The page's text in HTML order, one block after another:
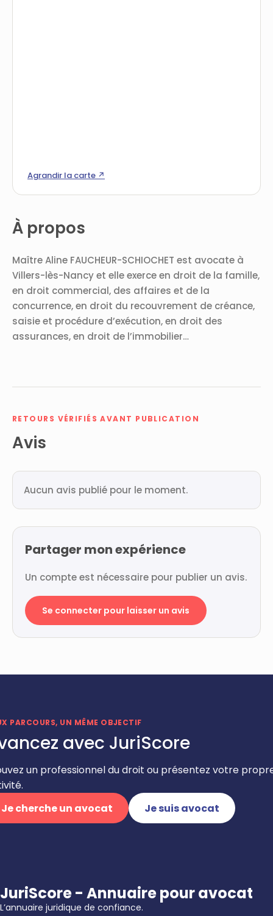
À propos
Maître Aline FAUCHEUR-SCHIOCHET est avocate à
Villers-lès-Nancy et elle exerce en droit de la famille,
en droit commercial, des affaires et de la
concurrence, en droit du recouvrement de créance,
saisie et procédure d’exécution, en droit des
assurances, en droit de l’immobilier…
RETOURS VÉRIFIÉS AVANT PUBLICATION
Avis
Aucun avis publié pour le moment.
Partager mon expérience
Un compte est nécessaire pour publier un avis.
Se connecter pour laisser un avis
Agrandir la carte ↗
PARCOURS, UN MÊME OBJECTIF
avec JuriScore
un professionnel du droit ou présentez votre
Je cherche un avocat
Je suis avocat
JuriScore - Annuaire pour avocat
L’annuaire juridique de confiance.